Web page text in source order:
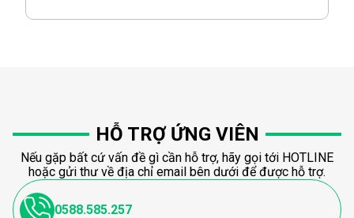
HỖ TRỢ ỨNG VIÊN
Nếu gặp bất cứ vấn đề gì cần hỗ trợ, hãy gọi tới HOTLINE
hoặc gửi thư về địa chỉ email bên dưới để được hỗ trợ.
0588.585.257